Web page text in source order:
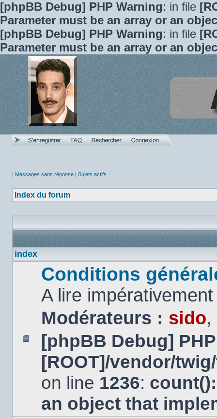
[phpBB Debug] PHP Warning: in file
Parameter must be an array or an
[phpBB Debug] PHP Warning: in file
Parameter must be an array or an
| Messages sans réponse | Sujets actifs
Index du forum
index
Aucun
message
non
Conditions
A lire
Modérateurs : sido,
[phpBB Debug]
[ROOT]/vendor/
on line 1236:
an object that